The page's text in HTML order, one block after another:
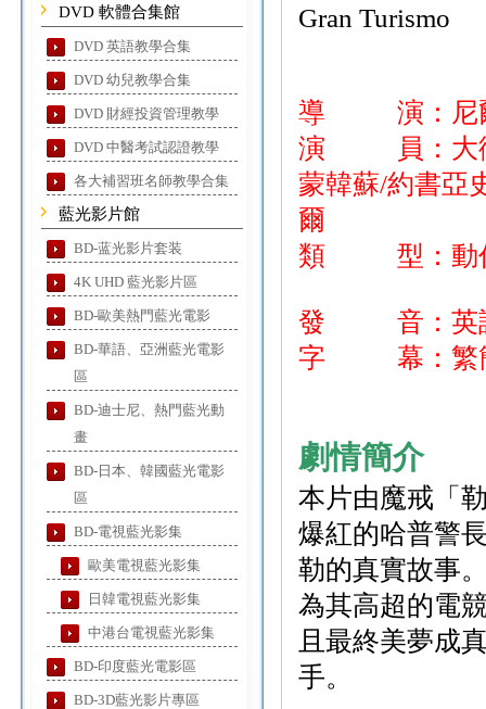
DVD 軟體合集館
DVD 英語教學合集
DVD 幼兒教學合集
DVD 財經投資管理教學
DVD 中醫考試認證教學
各大補習班名師教學合集
藍光影片館
BD-蓝光影片套装
4K UHD 藍光影片區
BD-歐美熱門藍光電影
BD-華語、亞洲藍光電影
區
BD-迪士尼、熱門藍光動
畫
BD-日本、韓國藍光電影
區
BD-電視藍光影集
歐美電視藍光影集
日韓電視藍光影集
中港台電視藍光影集
BD-印度藍光電影區
BD-3D藍光影片專區
Gran Turismo
導 演：尼爾
演 員：大衛
蒙韓蘇/約書亞
爾
類 型：動
發 音：英
字 幕：繁
劇情簡介
本片由魔戒「
爆紅的哈普警
勒的真實故事
為其高超的電
且最終美夢成
手。